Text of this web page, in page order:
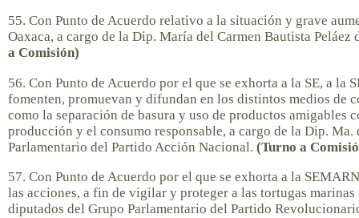
55. Con Punto de Acuerdo relativo a la situación y grave
Oaxaca, a cargo de la Dip. María del Carmen Bautista
a Comisión)
56. Con Punto de Acuerdo por el que se exhorta a la SE, a la
fomenten, promuevan y difundan en los distintos medios de
como la separación de basura y uso de productos amigables
producción y el consumo responsable, a cargo de la Dip.
Parlamentario del Partido Acción Nacional. (Turno a
57. Con Punto de Acuerdo por el que se exhorta a la
las acciones, a fin de vigilar y proteger a las tortugas
diputados del Grupo Parlamentario del Partido